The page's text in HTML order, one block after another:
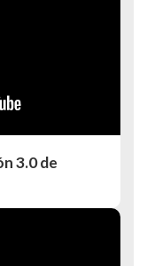
3.0 de